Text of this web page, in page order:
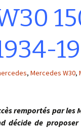
, Mercedes W30,
remportés par les
décide de